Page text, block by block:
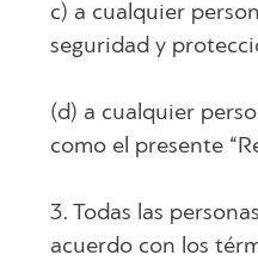
c) a cualquier
seguridad y
(d) a cualquier
como el presente
3. Todas las
acuerdo con los